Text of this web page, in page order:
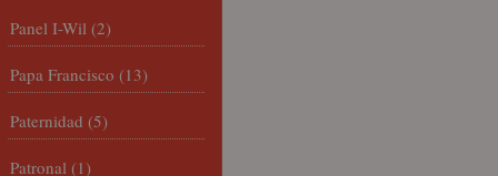
Panel I-Wil (2)
Papa Francisco (13)
Paternidad (5)
Patronal (1)